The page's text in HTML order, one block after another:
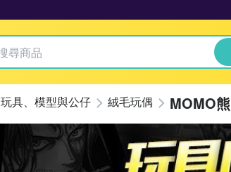
玩具、模型與公仔 絨毛玩偶 MOMO熊